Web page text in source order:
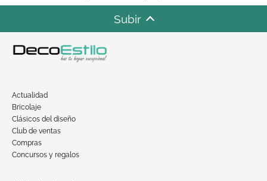
Subir
Actualidad
Bricolaje
Clásicos del diseño
Club de ventas
Compras
Concursos y regalos